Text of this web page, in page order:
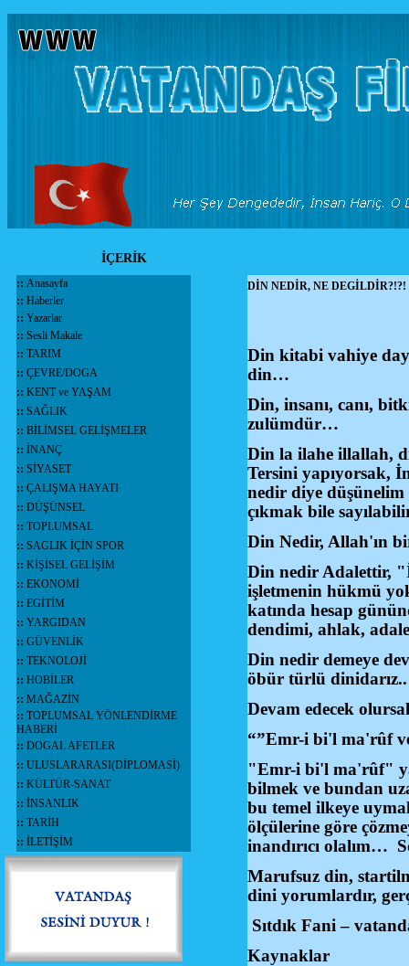
İÇERİK
:: Anasayfa
:: Haberler
:: Yazarlar
:: Sesli Makale
:: TARIM
:: ÇEVRE/DOGA
:: KENT ve YAŞAM
:: SAĞLIK
:: BİLİMSEL GELİŞMELER
:: İNANÇ
:: SİYASET
:: ÇALIŞMA HAYATI
:: DÜŞÜNSEL
:: TOPLUMSAL
:: SAGLIK İÇİN SPOR
:: KİŞİSEL GELİŞİM
:: EKONOMİ
:: EGİTİM
:: YARGIDAN
:: GÜVENLİK
:: TEKNOLOJİ
:: HOBİLER
:: MAĞAZİN
:: TOPLUMSAL YÖNLENDİRME
HABERİ
:: DOGAL AFETLER
:: ULUSLARARASI(DİPLOMASİ)
:: KÜLTÜR-SANAT
:: İNSANLIK
:: TARİH
:: İLETİŞİM
DİN NEDİR, NE DEGİLDİR?!?!
Din kitabi vahiye
din…
Din, insanı, canı,
zulümdür…
Din la ilahe illallah,
Tersini yapıyorsak,
nedir diye düşünelim
çıkmak bile
Din Nedir, Allah'ın
Din nedir Adalettir,
işletmenin hükmü
katında hesap
dendimi, ahlak,
Din nedir demeye
öbür türlü
Devam edecek
“”Emr-i bi'l ma'rûf
"Emr-i bi'l ma'rûf"
bilmek ve bundan
bu temel ilkeye
ölçülerine göre
inandırıcı olalım…
Marufsuz din,
dini yorumlardır,
Sıtdık Fani –
Kaynaklar